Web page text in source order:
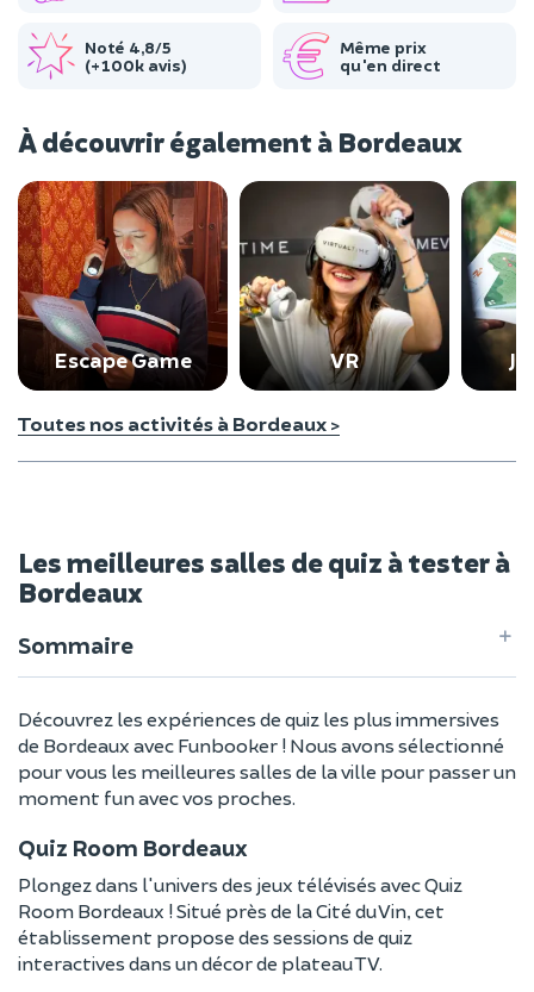
Noté 4,8/5
(+100k avis)
Même prix
qu'en direct
À découvrir également à Bordeaux
Escape Game VR
Toutes nos activités à Bordeaux >
Les meilleures salles de quiz à tester à
Bordeaux
Sommaire
Découvrez les expériences de quiz les plus immersives
de Bordeaux avec Funbooker ! Nous avons sélectionné
pour vous les meilleures salles de la ville pour passer un
moment fun avec vos proches.
Quiz Room Bordeaux
Plongez dans l'univers des jeux télévisés avec Quiz
Room Bordeaux ! Situé près de la Cité du Vin, cet
établissement propose des sessions de quiz
interactives dans un décor de plateau TV.